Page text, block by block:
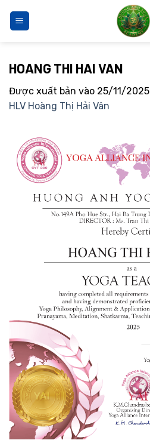
qua
HOANG THI HAI VAN
Được xuất bản vào 25/11/2025
HLV Hoàng Thị Hải Vân